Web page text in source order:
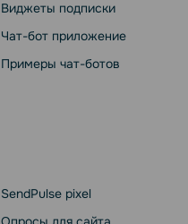
Виджеты подписки
Чат-бот приложение
Примеры чат-ботов
SendPulse pixel